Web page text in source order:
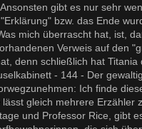
gibt es nur sehr
bzw. das Ende
mich überrascht hat, ist,
Verweis auf den
denn schließlich hat Titania
- 144 - Der
Ich finde
gleich mehrere Erzähler
und Professor Rice, gibt